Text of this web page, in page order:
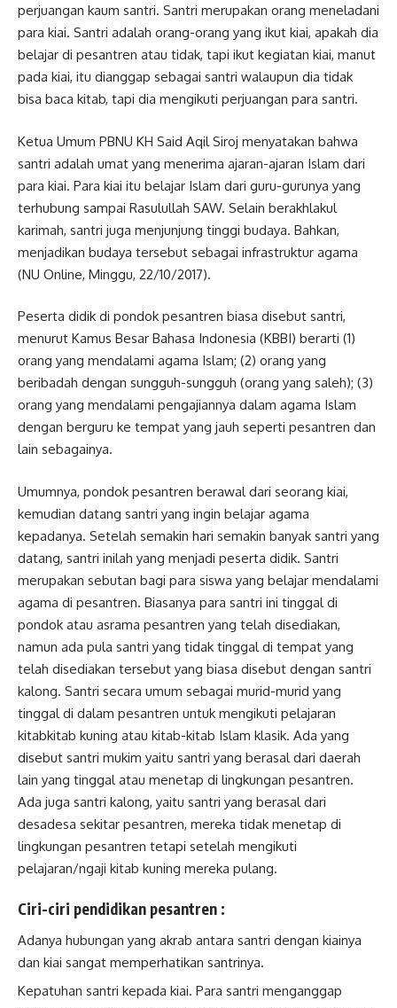
perjuangan kaum santri. Santri merupakan orang meneladani
para kiai. Santri adalah orang-orang yang ikut kiai, apakah dia
belajar di pesantren atau tidak, tapi ikut kegiatan kiai, manut
pada kiai, itu dianggap sebagai santri walaupun dia tidak
bisa baca kitab, tapi dia mengikuti perjuangan para santri.
Ketua Umum PBNU KH Said Aqil Siroj menyatakan bahwa
santri adalah umat yang menerima ajaran-ajaran Islam dari
para kiai. Para kiai itu belajar Islam dari guru-gurunya yang
terhubung sampai Rasulullah SAW. Selain berakhlakul
karimah, santri juga menjunjung tinggi budaya. Bahkan,
menjadikan budaya tersebut sebagai infrastruktur agama
(NU Online, Minggu, 22/10/2017).
Peserta didik di pondok pesantren biasa disebut santri,
menurut Kamus Besar Bahasa Indonesia (KBBI) berarti (1)
orang yang mendalami agama Islam; (2) orang yang
beribadah dengan sungguh-sungguh (orang yang saleh); (3)
orang yang mendalami pengajiannya dalam agama Islam
dengan berguru ke tempat yang jauh seperti pesantren dan
lain sebagainya.
Umumnya, pondok pesantren berawal dari seorang kiai,
kemudian datang santri yang ingin belajar agama
kepadanya. Setelah semakin hari semakin banyak santri yang
datang, santri inilah yang menjadi peserta didik. Santri
merupakan sebutan bagi para siswa yang belajar mendalami
agama di pesantren. Biasanya para santri ini tinggal di
pondok atau asrama pesantren yang telah disediakan,
namun ada pula santri yang tidak tinggal di tempat yang
telah disediakan tersebut yang biasa disebut dengan santri
kalong. Santri secara umum sebagai murid-murid yang
tinggal di dalam pesantren untuk mengikuti pelajaran
kitabkitab kuning atau kitab-kitab Islam klasik. Ada yang
disebut santri mukim yaitu santri yang berasal dari daerah
lain yang tinggal atau menetap di lingkungan pesantren.
Ada juga santri kalong, yaitu santri yang berasal dari
desadesa sekitar pesantren, mereka tidak menetap di
lingkungan pesantren tetapi setelah mengikuti
pelajaran/ngaji kitab kuning mereka pulang.
Ciri-ciri pendidikan pesantren :
Adanya hubungan yang akrab antara santri dengan kiainya
dan kiai sangat memperhatikan santrinya.
Kepatuhan santri kepada kiai. Para santri menganggap